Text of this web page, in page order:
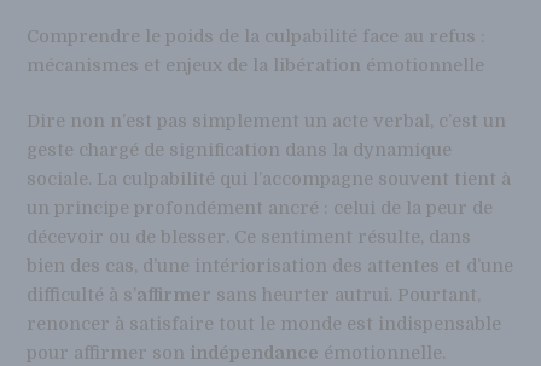
Comprendre le poids de la culpabilité face au refus :
mécanismes et enjeux de la libération émotionnelle
Dire non n’est pas simplement un acte verbal, c’est un
geste chargé de signification dans la dynamique
sociale. La culpabilité qui l’accompagne souvent tient à
un principe profondément ancré : celui de la peur de
décevoir ou de blesser. Ce sentiment résulte, dans
bien des cas, d’une intériorisation des attentes et d’une
difficulté à s’affirmer sans heurter autrui. Pourtant,
renoncer à satisfaire tout le monde est indispensable
pour affirmer son indépendance émotionnelle.